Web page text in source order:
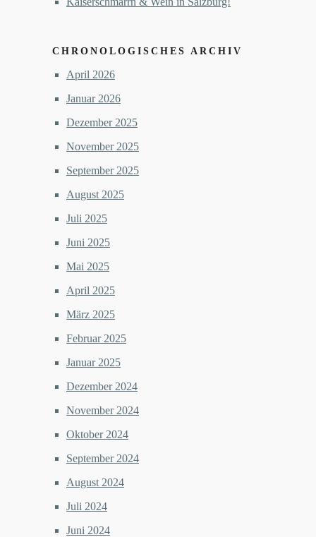
CHRONOLOGISCHES ARCHIV
April 2026
Januar 2026
Dezember 2025
November 2025
September 2025
August 2025
Juli 2025
Juni 2025
Mai 2025
April 2025
März 2025
Februar 2025
Januar 2025
Dezember 2024
November 2024
Oktober 2024
September 2024
August 2024
Juli 2024
Juni 2024